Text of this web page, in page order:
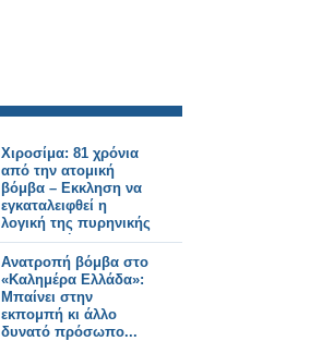
Χιροσίμα: 81 χρόνια
από την ατομική
βόμβα – Εκκληση να
εγκαταλειφθεί η
λογική της πυρηνικής
αποτροπής
Ανατροπή βόμβα στο
«Καλημέρα Ελλάδα»:
Μπαίνει στην
εκπομπή κι άλλο
δυνατό πρόσωπο...